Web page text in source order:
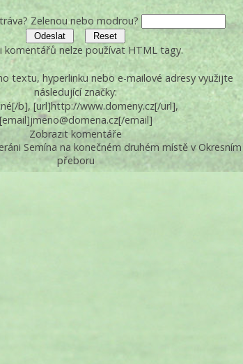
Zelenou nebo modrou?
komentářů nelze používat HTML tagy.
textu, hyperlinku nebo e-mailové adresy využijte
následující značky:
b], [url]http://www.domeny.cz[/url],
[email]jmeno@domena.cz[/email]
Zobrazit komentáře
Semína na konečném druhém místě v Okresním
přeboru